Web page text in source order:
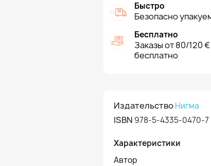
Быстро
Безопасно
Бесплатно
Заказы от 80/120
бесплатно
ИздательствоНигма
ISBN 978-5-4335-0470-7
Характеристики
Автор